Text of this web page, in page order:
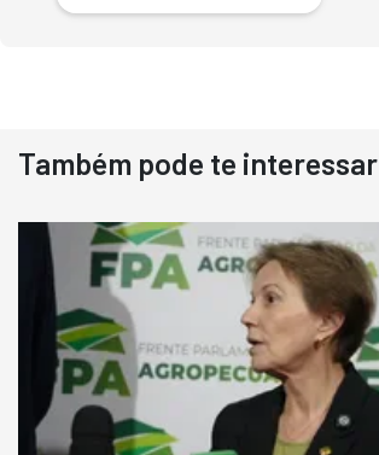
Destaque
Usado
Pá Carregadeira Cat 966
Ano 1987
Londrina
R$ 145.000
Também pode te interessar